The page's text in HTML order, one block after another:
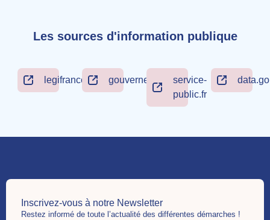
Les sources d'information publique
legifrance.gouv.frgouvernement.frservice-
public.fr
Inscrivez-vous à notre Newsletter
Restez informé de toute l’actualité des différentes démarches !